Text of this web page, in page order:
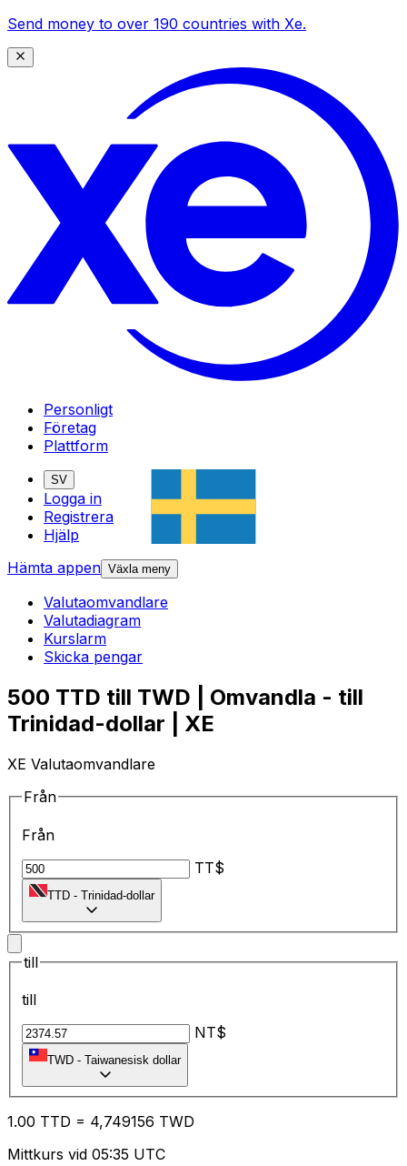
Send money to over 190 countries with Xe.
Personligt
Företag
Plattform
SV
Logga in
Registrera
Hjälp
Hämta appen Växla meny
Valutaomvandlare
Valutadiagram
Kurslarm
Skicka pengar
500 TTD till TWD | Omvandla - till
Trinidad-dollar | XE
XE Valutaomvandlare
Från
Från
TT$
TTD - Trinidad-dollar
till
till
NT$
TWD - Taiwanesisk dollar
1.00 TTD = 4,749156 TWD
Mittkurs vid 05:35 UTC